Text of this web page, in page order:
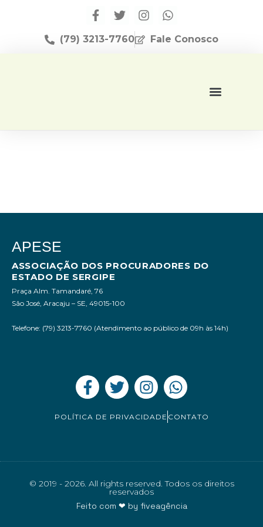
(79) 3213-7760 Fale Conosco
APESE
ASSOCIAÇÃO DOS PROCURADORES DO
ESTADO DE SERGIPE
Praça Alm. Tamandaré, 76
São José, Aracaju – SE, 49015-100
Telefone: (79) 3213-7760 (Atendimento ao público de 09h às 14h)
POLÍTICA DE PRIVACIDADE CONTATO
© 2019 - 2026. All rights reserved. Todos os direitos
reservados
Feito com ❤ by fiveagência